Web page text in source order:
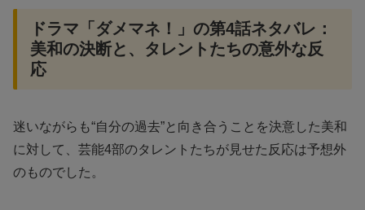
ドラマ「ダメマネ！」の第4話ネタバレ：
美和の決断と、タレントたちの意外な反
応
迷いながらも“自分の過去”と向き合うことを決意した美和
に対して、芸能4部のタレントたちが見せた反応は予想外
のものでした。